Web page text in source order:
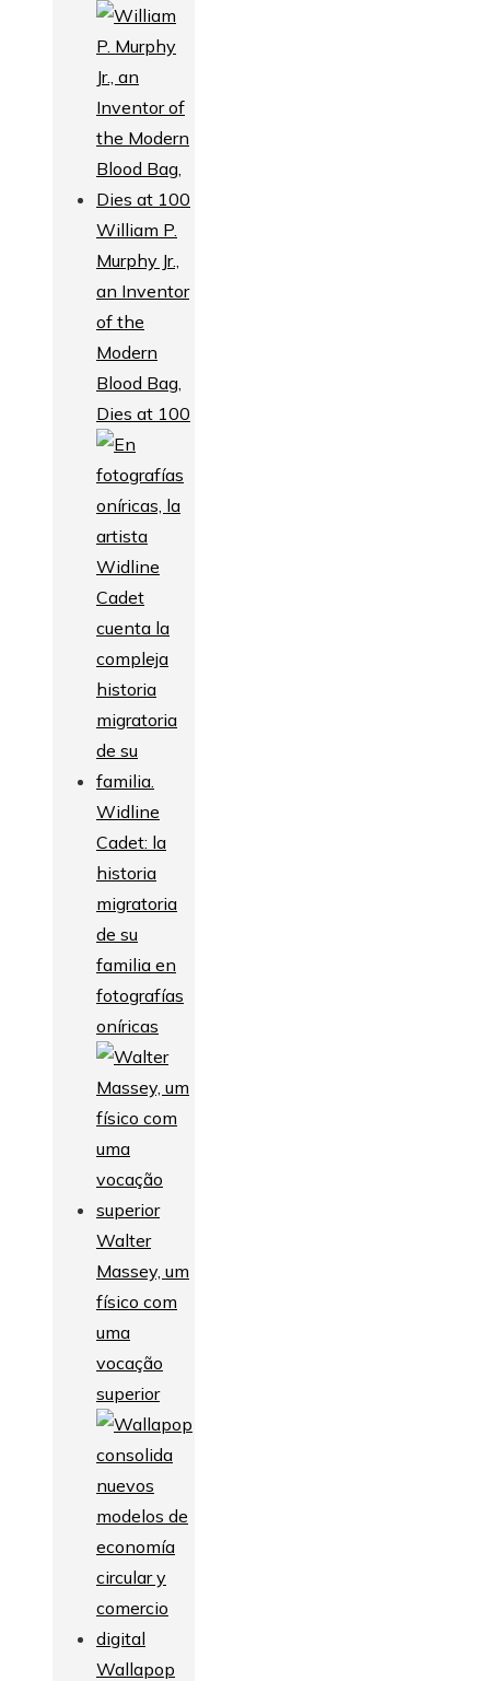
William P.
Murphy Jr.,
an Inventor
of the
Modern
Blood Bag,
Dies at 100
Widline
Cadet: la
historia
migratoria
de su
familia en
fotografías
oníricas
Walter
Massey, um
físico com
uma
vocação
superior
Wallapop